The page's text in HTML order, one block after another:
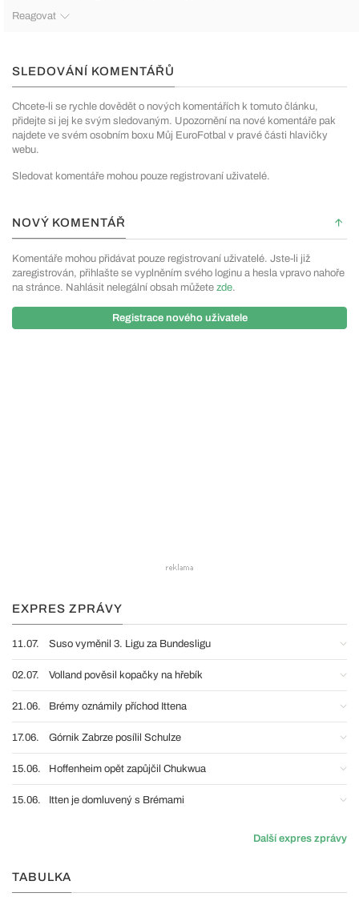
Reagovat
SLEDOVÁNÍ KOMENTÁŘŮ
Chcete-li se rychle dovědět o nových komentářích k tomuto článku,
přidejte si jej ke svým sledovaným. Upozornění na nové komentáře pak
najdete ve svém osobním boxu Můj EuroFotbal v pravé části hlavičky
webu.
Sledovat komentáře mohou pouze registrovaní uživatelé.
NOVÝ KOMENTÁŘ
Komentáře mohou přidávat pouze registrovaní uživatelé. Jste-li již
zaregistrován, přihlašte se vyplněním svého loginu a hesla vpravo nahoře
na stránce. Nahlásit nelegální obsah můžete zde.
Registrace nového uživatele
EXPRES ZPRÁVY
11.07. Suso vyměnil 3. Ligu za Bundesligu
02.07. Volland pověsil kopačky na hřebík
21.06. Brémy oznámily příchod Ittena
17.06. Górnik Zabrze posílil Schulze
15.06. Hoffenheim opět zapůjčil Chukwua
15.06. Itten je domluvený s Brémami
Další expres zprávy
TABULKA